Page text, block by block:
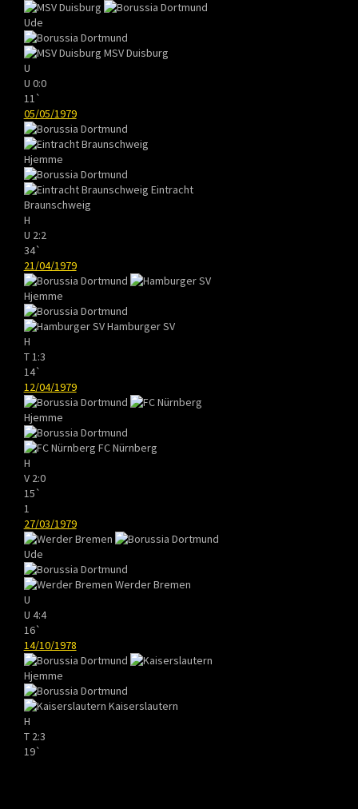
Ude
MSV Duisburg
U
U 0:0
11`
05/05/1979
Hjemme
Eintracht
Braunschweig
H
U 2:2
34`
21/04/1979
Hjemme
Hamburger SV
H
T 1:3
14`
12/04/1979
Hjemme
FC Nürnberg
H
V 2:0
15`
1
27/03/1979
Ude
Werder Bremen
U
U 4:4
16`
14/10/1978
Hjemme
Kaiserslautern
H
T 2:3
19`